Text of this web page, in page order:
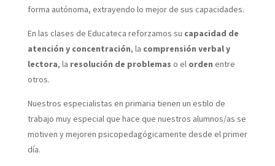
forma autónoma, extrayendo lo mejor de sus capacidades.
En las clases de Educateca reforzamos su capacidad de
atención y concentración, la comprensión verbal y
lectora, la resolución de problemas o el orden entre
otros.
Nuestros especialistas en primaria tienen un estilo de
trabajo muy especial que hace que nuestros alumnos/as se
motiven y mejoren psicopedagógicamente desde el primer
día.